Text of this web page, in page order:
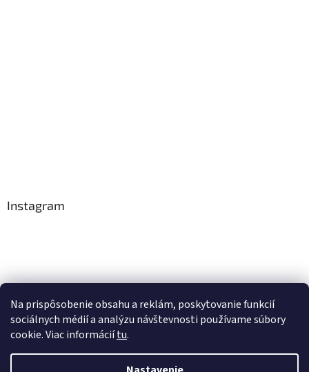
Na prispôsobenie obsahu a reklám, poskytovanie funkcií
sociálnych médií a analýzu návštevnosti používame súbory
cookie. Viac informáciítu.
Instagram
Sledovať na Instagrame